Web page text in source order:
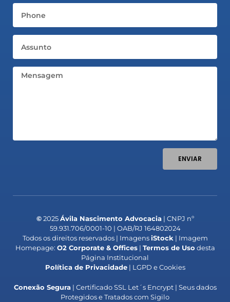
Mensagem
ENVIAR
©2025Ávila Nascimento Advocacia| CNPJ nº
59.931.706/0001-10 | OAB/RJ 164802024
Todos os direitos reservados | ImagensiStock | Imagem
Homepage: O2 Corporate & Offices| Termos de Uso desta
Página Institucional
Política de Privacidade| LGPD e Cookies
Conexão Segura| Certificado SSL Let´s Encrypt | Seus dados
Protegidos e Tratados com Sigilo